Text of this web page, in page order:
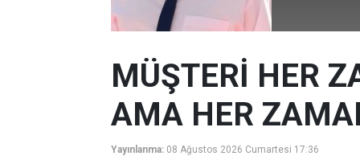
MÜŞTERİ HER
AMA HER
Yayınlanma: 08 Ağustos 2026 Cumartesi 17:36